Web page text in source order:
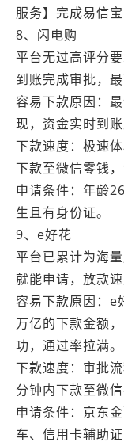
服务】完成易信
8、闪电购
平台无过高评分
到账完成审批，
容易下款原因：
现，资金实时到账
下款速度：极速
下款至微信零钱
申请条件：年龄
生且有身份证。
9、e好花
平台已累计为海
就能申请，放款
容易下款原因：e
万亿的下款金额
功，通过率拉满。
下款速度：审批
分钟内下款至微信
申请条件：京东
车、信用卡辅助